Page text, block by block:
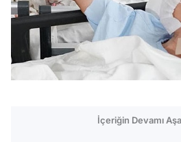
İçeriğin Devamı